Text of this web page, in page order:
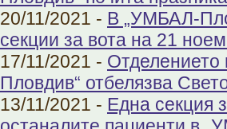
20/11/2021 - В „УМБАЛ-
секции за вота на 21
17/11/2021 -
Пловдив“ отбелязва
13/11/2021 - Една секция